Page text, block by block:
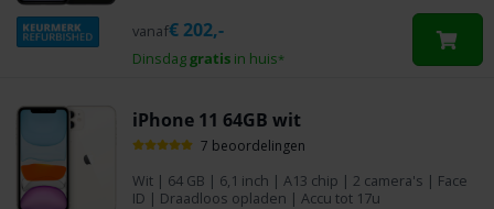
Dinsdaggratis in huis*
vanaf€ 202,-
iPhone 11 64GB wit
7 beoordelingen
Wit | 64 GB | 6,1 inch | A13 chip | 2 camera's | Face
ID | Draadloos opladen | Accu tot 17u